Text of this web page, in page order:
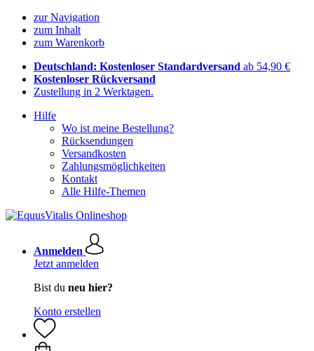
zur Navigation
zum Inhalt
zum Warenkorb
Deutschland: Kostenloser Standardversand ab 54,90 €
Kostenloser Rückversand
Zustellung in 2 Werktagen.
Hilfe
Wo ist meine Bestellung?
Rücksendungen
Versandkosten
Zahlungsmöglichkeiten
Kontakt
Alle Hilfe-Themen
Anmelden
Jetzt anmelden
Bist du neu hier?
Konto erstellen